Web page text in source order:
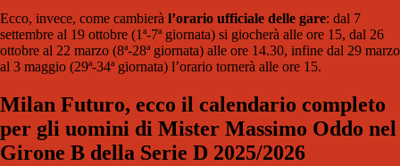
Ecco, invece, come cambierà l’orario ufficiale delle gare: dal 7
settembre al 19 ottobre (1ª-7ª giornata) si giocherà alle ore 15, dal 26
ottobre al 22 marzo (8ª-28ª giornata) alle ore 14.30, infine dal 29 marzo
al 3 maggio (29ª-34ª giornata) l’orario tornerà alle ore 15.
Milan Futuro, ecco il calendario completo
per gli uomini di Mister Massimo Oddo nel
Girone B della Serie D 2025/2026